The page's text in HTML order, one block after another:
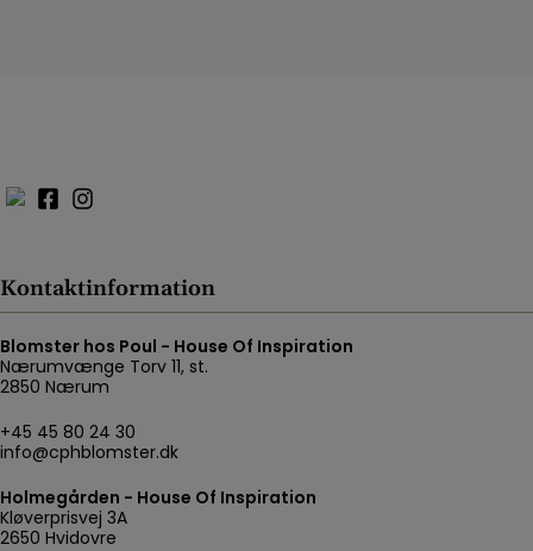
Kontaktinformation
Blomster hos Poul - House Of Inspiration
Nærumvænge Torv 11, st.
2850 Nærum
+45 45 80 24 30
info@cphblomster.dk
Holmegården - House Of Inspiration
Kløverprisvej 3A
2650 Hvidovre